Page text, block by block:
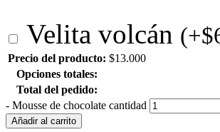
Velita volcán (+$
Precio del producto: $13.000
Opciones totales:
Total del pedido:
- Mousse de chocolate cantidad
Añadir al carrito